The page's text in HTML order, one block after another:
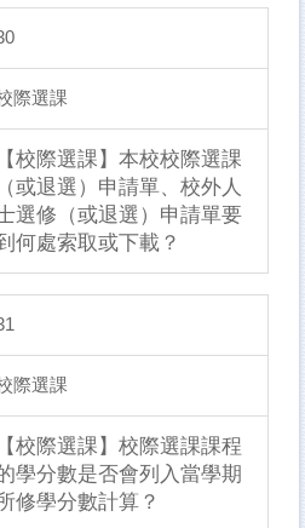
際選課
【校際選課】本校校際選課
（或退選）申請單、校外人
選修（或退選）申請單要
何處索取或下載？
際選課
【校際選課】校際選課課程
學分數是否會列入當學期
修學分數計算？